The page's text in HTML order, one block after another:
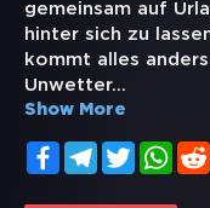
gemeinsam auf
hinter sich zu
kommt alles
Unwetter...
Show More
FacebookTelegramTwitter